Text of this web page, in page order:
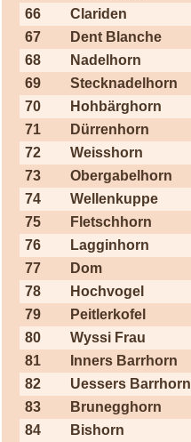
66
Clariden
67
Dent Blanche
68
Nadelhorn
69
Stecknadelhorn
70
Hohbärghorn
71
Dürrenhorn
72
Weisshorn
73
Obergabelhorn
74
Wellenkuppe
75
Fletschhorn
76
Lagginhorn
77
Dom
78
Hochvogel
79
Peitlerkofel
80
Wyssi Frau
81
Inners Barrhorn
82
Uessers Barrhorn
83
Brunegghorn
84
Bishorn